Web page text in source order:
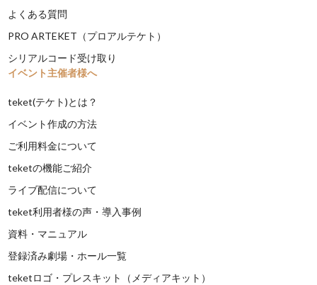
よくある質問
PRO ARTEKET（プロアルテケト）
シリアルコード受け取り
イベント主催者様へ
teket(テケト)とは？
イベント作成の方法
ご利用料金について
teketの機能ご紹介
ライブ配信について
teket利用者様の声・導入事例
資料・マニュアル
登録済み劇場・ホール一覧
teketロゴ・プレスキット（メディアキット）